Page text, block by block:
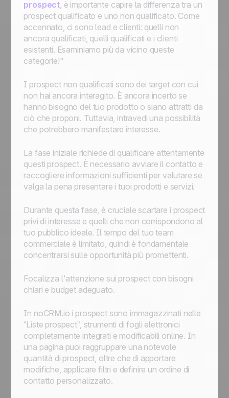
prospect, è importante capire la differenza tra un
prospect qualificato e uno non qualificato. Come
accennato, ci sono lead e clienti: quelli non
ancora qualificati, quelli qualificati e i clienti
esistenti. Esaminiamo più da vicino queste
categorie!"
I prospect non qualificati sono dei target con cui
non hai ancora interagito. È ancora incerto se
hanno bisogno del tuo prodotto o siano attratti da
ciò che proponi. Tuttavia, intravedi una possibilità
che potrebbero manifestare interesse.
La fase iniziale richiede di qualificare attentamente
questi prospect. È necessario avviare il contatto e
raccogliere informazioni sufficienti per valutare se
valga la pena presentare i tuoi prodotti e servizi.
Durante questa fase, è cruciale scartare i prospect
privi di interesse e quelli che non corrispondono al
tuo pubblico ideale. Il tempo del tuo team
commerciale è limitato, quindi è fondamentale
concentrarsi sulle opportunità più promettenti.
Focalizza l'attenzione sui prospect con bisogni
chiari e budget adeguato.
In noCRM.io i prospect sono immagazzinati nelle
“Liste prospect”, strumenti di fogli elettronici
completamente integrati e modificabili online. In
una pagina puoi raggruppare una notevole
quantità di prospect, oltre che di apportare
modifiche, applicare filtri e definire un ordine di
contatto personalizzato.